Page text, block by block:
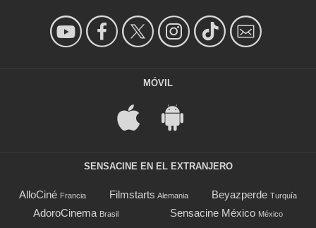
MÓVIL
SENSACINE EN EL EXTRANJERO
AlloCiné Francia Filmstarts Alemania Beyazperde Turquía
AdoroCinema Brasil Sensacine México México